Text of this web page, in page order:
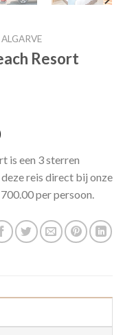
ALGARVE
Resort
is een 3 sterren
reis direct bij onze
per persoon.